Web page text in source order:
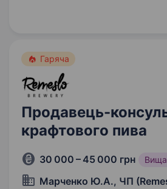
із домом — ніяких поїздок,
Гаряча
Продавець-
крафтового пива
30 000 – 45 000 грн
Марченко Ю.А., ЧП